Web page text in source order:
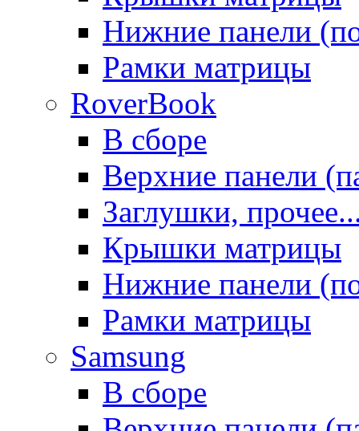
Нижние панели
Рамки матрицы
RoverBook
В сборе
Верхние панели
Заглушки,
Крышки матрицы
Нижние панели
Рамки матрицы
Samsung
В сборе